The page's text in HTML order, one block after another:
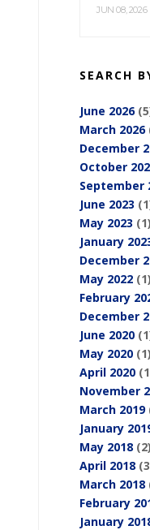
JUN 08, 2026
SEARCH
June 2026
March 2026
December
October
September
June 2023
May 2023 (1)
January
December
May 2022 (1)
February
December
June 2020
May 2020 (1)
April 2020
November
March 2019
January
May 2018 (2)
April 2018
March 2018
February
January